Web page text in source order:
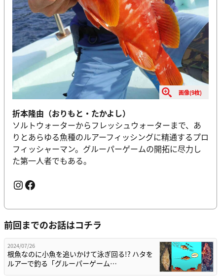
画像(9枚)
折本隆由（おりもと・たかよし）
ソルトウォーターからフレッシュウォーターまで、あ
りとあらゆる魚種のルアーフィッシングに精通するプロ
フィッシャーマン。グルーパーゲームの開拓に尽力し
た第一人者でもある。
InstagramFacebook
前回までのお話はコチラ
2024/07/26
根魚なのに小魚を追いかけて泳ぎ回る!? ハタを
ルアーで釣る「グルーパーゲーム…